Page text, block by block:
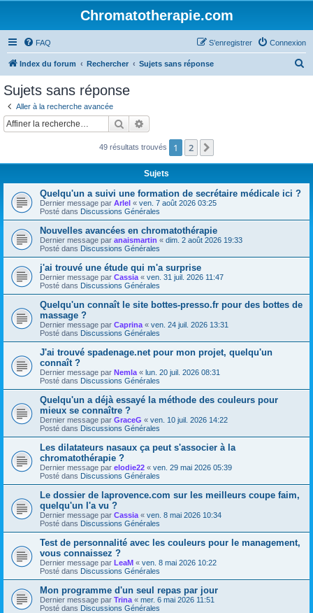
Chromatotherapie.com
FAQ Connexion
S’enregistrer
Index du forum Rechercher Sujets sans réponse
c
Sujets sans réponse
Aller à la recherche avancée
Rechercher
49 résultats trouvés 1 2
Sujets
Quelqu'un a suivi une formation de secrétaire médicale ici ?
Dernier message par Arlel « ven. 7 août 2026 03:25
Posté dans Discussions Générales
Nouvelles avancées en chromatothérapie
Dernier message par anaismartin « dim. 2 août 2026 19:33
Posté dans Discussions Générales
j'ai trouvé une étude qui m'a surprise
Dernier message par Cassia « ven. 31 juil. 2026 11:47
Posté dans Discussions Générales
Quelqu'un connaît le site bottes-presso.fr pour des bottes de
massage ?
Dernier message par Caprina « ven. 24 juil. 2026 13:31
Posté dans Discussions Générales
J'ai trouvé spadenage.net pour mon projet, quelqu'un
connaît ?
Dernier message par Nemla « lun. 20 juil. 2026 08:31
Posté dans Discussions Générales
Quelqu'un a déjà essayé la méthode des couleurs pour
mieux se connaître ?
Dernier message par GraceG « ven. 10 juil. 2026 14:22
Posté dans Discussions Générales
Les dilatateurs nasaux ça peut s'associer à la
chromatothérapie ?
Dernier message par elodie22 « ven. 29 mai 2026 05:39
Posté dans Discussions Générales
Le dossier de laprovence.com sur les meilleurs coupe faim,
quelqu'un l'a vu ?
Dernier message par Cassia « ven. 8 mai 2026 10:34
Posté dans Discussions Générales
Test de personnalité avec les couleurs pour le management,
vous connaissez ?
Dernier message par LeaM « ven. 8 mai 2026 10:22
Posté dans Discussions Générales
Mon programme d'un seul repas par jour
Dernier message par Trina « mer. 6 mai 2026 11:51
Posté dans Discussions Générales